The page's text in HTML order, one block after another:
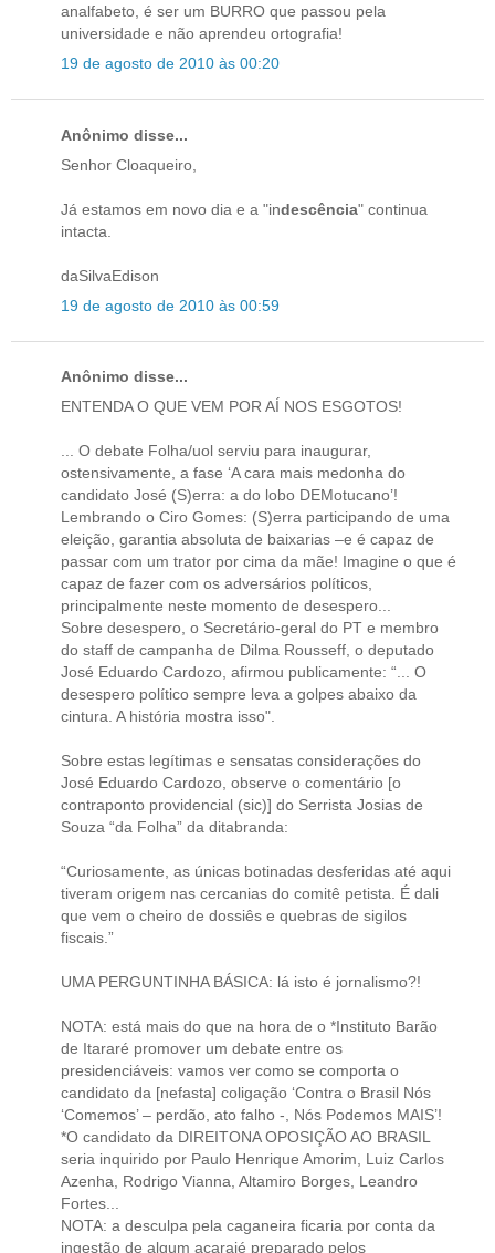
analfabeto, é ser um BURRO que passou pela
universidade e não aprendeu ortografia!
19 de agosto de 2010 às 00:20
Anônimo disse...
Senhor Cloaqueiro,
Já estamos em novo dia e a "indescência" continua
intacta.
daSilvaEdison
19 de agosto de 2010 às 00:59
Anônimo disse...
ENTENDA O QUE VEM POR AÍ NOS ESGOTOS!
... O debate Folha/uol serviu para inaugurar,
ostensivamente, a fase ‘A cara mais medonha do
candidato José (S)erra: a do lobo DEMotucano’!
Lembrando o Ciro Gomes: (S)erra participando de uma
eleição, garantia absoluta de baixarias –e é capaz de
passar com um trator por cima da mãe! Imagine o que é
capaz de fazer com os adversários políticos,
principalmente neste momento de desespero...
Sobre desespero, o Secretário-geral do PT e membro
do staff de campanha de Dilma Rousseff, o deputado
José Eduardo Cardozo, afirmou publicamente: “... O
desespero político sempre leva a golpes abaixo da
cintura. A história mostra isso".
Sobre estas legítimas e sensatas considerações do
José Eduardo Cardozo, observe o comentário [o
contraponto providencial (sic)] do Serrista Josias de
Souza “da Folha” da ditabranda:
“Curiosamente, as únicas botinadas desferidas até aqui
tiveram origem nas cercanias do comitê petista. É dali
que vem o cheiro de dossiês e quebras de sigilos
fiscais.”
UMA PERGUNTINHA BÁSICA: lá isto é jornalismo?!
NOTA: está mais do que na hora de o *Instituto Barão
de Itararé promover um debate entre os
presidenciáveis: vamos ver como se comporta o
candidato da [nefasta] coligação ‘Contra o Brasil Nós
‘Comemos’ – perdão, ato falho -, Nós Podemos MAIS’!
*O candidato da DIREITONA OPOSIÇÃO AO BRASIL
seria inquirido por Paulo Henrique Amorim, Luiz Carlos
Azenha, Rodrigo Vianna, Altamiro Borges, Leandro
Fortes...
NOTA: a desculpa pela caganeira ficaria por conta da
ingestão de algum acarajé preparado pelos